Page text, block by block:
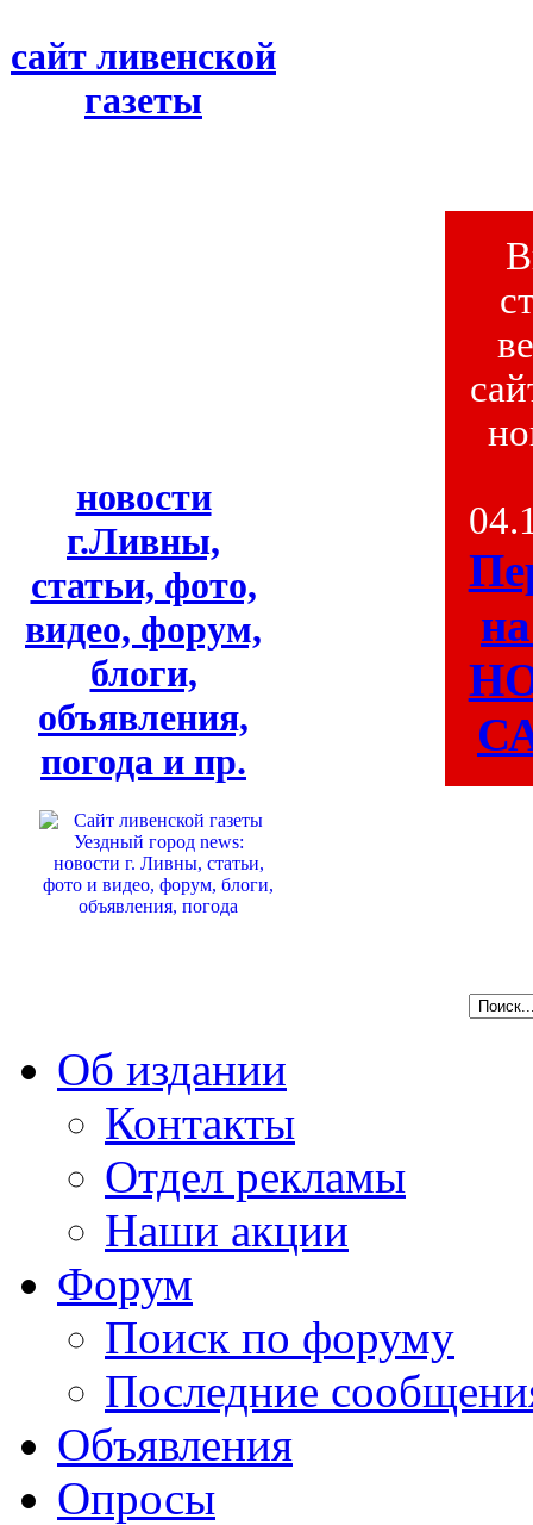
сайт ливенской
газеты
новости
г.Ливны,
статьи, фото,
видео, форум,
блоги,
объявления,
погода и пр.
Об издании
Контакты
Отдел рекламы
Наши акции
Форум
Поиск по форуму
Последние
Объявления
Опросы